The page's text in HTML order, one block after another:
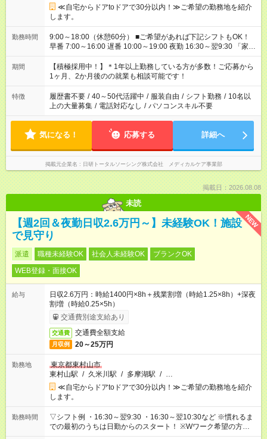
≪自宅からドアtoドアで30分以内！≫ご希望の勤務地を紹介
します。
勤務時間
9:00～18:00（休憩60分） ■ご希望があれば下記シフトもOK！
早番 7:00～16:00 遅番 10:00～19:00 夜勤 16:30～翌9:30 「家族
と休みを合わせたい」 「余裕を持って夕飯の準備がしたい」
「できれば残業はしたくない」 など、ご希望を教えてください
ね。 ※Wワーク希望の方へ 今ご覧のお仕事で希望する勤務時間
と、もう1つのお仕事の勤務時間が 合計で週40時間を超える場
合は応募できません。
期間
【積極採用中！】＊1年以上勤務している方が多数！ご応募から
1ヶ月、2か月後のの就業も相談可能です！
特徴 履歴書不要 / 40～50代活躍中 / 服装自由 / シフト勤務 / 10名以
上の大量募集 / 電話対応なし / パソコンスキル不要
気になる！ 応募する 詳細へ
掲載元企業名 日研トータルソーシング株式会社 メディカルケア事業部
掲載日：2026.08.08
未読
NEW
【週2回＆夜勤日収2.6万円～】未経験OK！施設
で見守り
派遣 職種未経験OK 社会人未経験OK
ブランクOK
WEB登録・面接OK
給与
日収2.6万円：時給1400円×8h＋残業割増（時給1.25×8h）+深夜
割増（時給0.25×5h）
交通費別途支給あり
交通費 交通費全額支給
月収例 20～25万円
勤務地
東京都東村山市
東村山駅 / 久米川駅 / 多摩湖駅 / …
≪自宅からドアtoドアで30分以内！≫ご希望の勤務地を紹介
します。
勤務時間
▽シフト例 ・16:30～翌9:30 ・16:30～翌10:30など ※慣れるま
での最初のうちは日勤からのスタート！ ※Wワーク希望の方へ
今ご覧のお仕事で希望する勤務時間と、もう1つのお仕事の勤務